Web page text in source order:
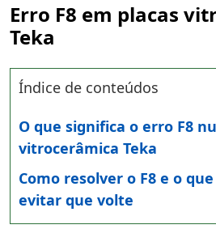
Erro F8 em placas
Teka
Índice de conteúdos
O que significa o erro F8
vitrocerâmica Teka
Como resolver o F8 e o
evitar que volte